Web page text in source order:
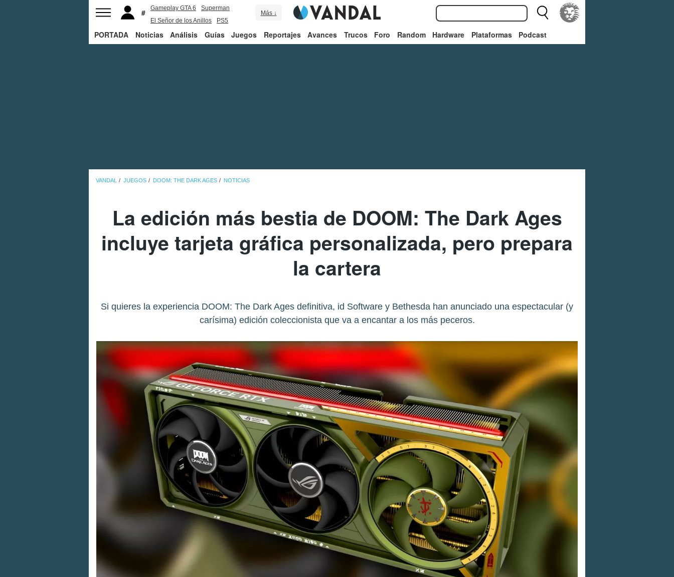
Gameplay GTA 6
Superman
El Señor de los Anillos
PS5
Más ↓
PORTADA Noticias Análisis Guías Juegos Reportajes Avances Trucos Foro Random Hardware Plataformas Podcast
VANDAL JUEGOS DOOM: THE DARK AGES NOTICIAS
La edición más bestia de DOOM: The Dark Ages
incluye tarjeta gráfica personalizada, pero prepara
la cartera
Si quieres la experiencia DOOM: The Dark Ages definitiva, id Software y Bethesda han anunciado una espectacular (y
carísima) edición coleccionista que va a encantar a los más peceros.